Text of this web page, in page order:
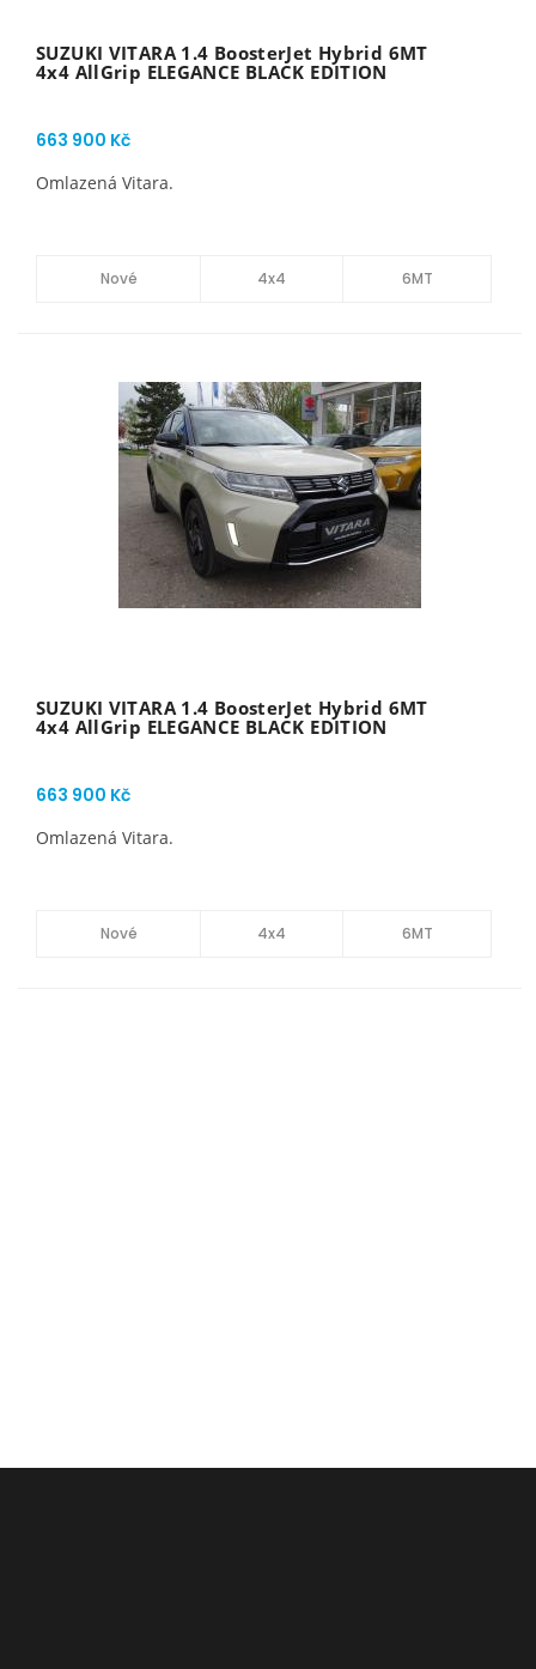
SUZUKI VITARA 1.4 BoosterJet Hybrid 6MT
4x4 AllGrip ELEGANCE BLACK EDITION
663 900 Kč
Omlazená Vitara.
Nové 4x4 6MT
SUZUKI VITARA 1.4 BoosterJet Hybrid 6MT
4x4 AllGrip ELEGANCE BLACK EDITION
663 900 Kč
Omlazená Vitara.
Nové 4x4 6MT